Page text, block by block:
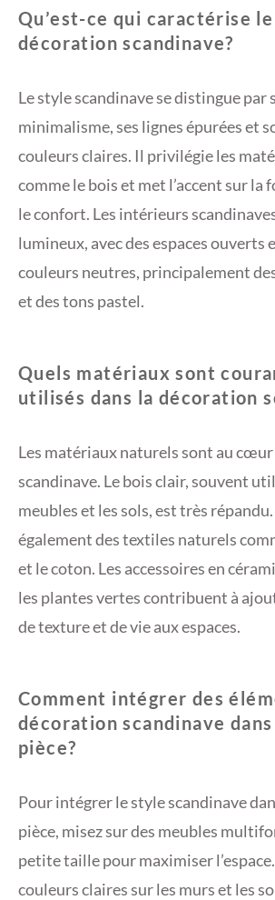
Qu’est-ce qui caractérise
décoration scandinave?
Le style scandinave se distingue par
minimalisme, ses lignes épurées et
couleurs claires. Il privilégie les
comme le bois et met l’accent sur
le confort. Les intérieurs
lumineux, avec des espaces ouverts
couleurs neutres, principalement
et des tons pastel.
Quels matériaux sont
utilisés dans la décoration
Les matériaux naturels sont au
scandinave. Le bois clair, souvent
meubles et les sols, est très
également des textiles naturels
et le coton. Les accessoires en
les plantes vertes contribuent à
de texture et de vie aux espaces.
Comment intégrer des
décoration scandinave
pièce?
Pour intégrer le style scandinave
pièce, misez sur des meubles
petite taille pour maximiser
couleurs claires sur les murs et les